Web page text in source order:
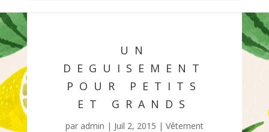
UN
DEGUISEMENT
POUR PETITS
ET GRANDS
par admin | Juil 2, 2015 | Vêtement